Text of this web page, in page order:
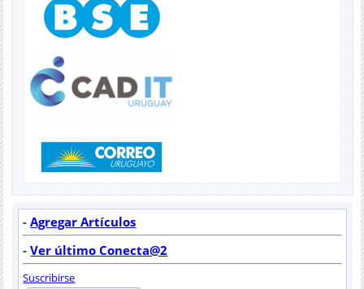
-Agregar Artículos
-Ver último Conecta@2
Suscribirse